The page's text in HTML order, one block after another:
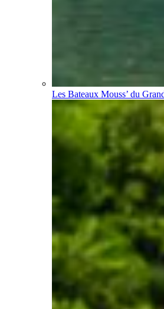
Les Bateaux Mouss’ du